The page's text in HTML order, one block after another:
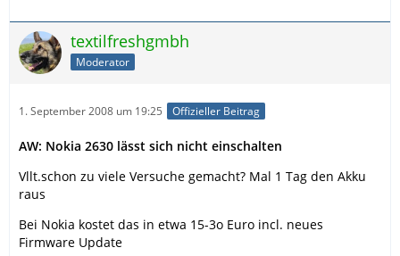
textilfreshgmbh
Moderator
1. September 2008 um 19:25 Offizieller Beitrag
AW: Nokia 2630 lässt sich nicht einschalten
Vllt.schon zu viele Versuche gemacht? Mal 1 Tag den Akku
raus
Bei Nokia kostet das in etwa 15-3o Euro incl. neues
Firmware Update